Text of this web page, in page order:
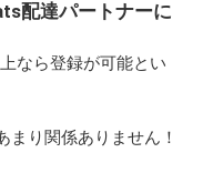
配達パートナーに
なら登録が可能とい
まり関係ありません！